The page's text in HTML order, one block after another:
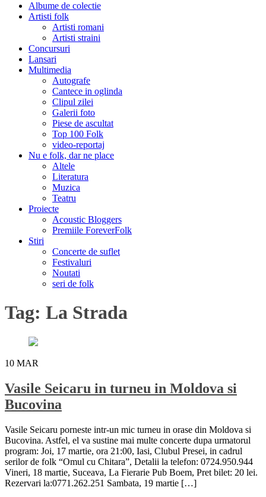
Albume de colectie
Artisti folk
Artisti romani
Artisti straini
Concursuri
Lansari
Multimedia
Autografe
Cantece in oglinda
Clipul zilei
Galerii foto
Piese de ascultat
Top 100 Folk
video-reportaj
Nu e folk, dar ne place
Altele
Literatura
Muzica
Teatru
Proiecte
Acoustic Bloggers
Premiile ForeverFolk
Stiri
Concerte de suflet
Festivaluri
Noutati
seri de folk
Tag: La Strada
10 MAR
Vasile Seicaru in turneu in Moldova si
Bucovina
Vasile Seicaru porneste intr-un mic turneu in orase din Moldova si
Bucovina. Astfel, el va sustine mai multe concerte dupa urmatorul
program: Joi, 17 martie, ora 21:00, Iasi, Clubul Presei, in cadrul
serilor de folk “Omul cu Chitara”, Detalii la telefon: 0724.950.944
Vineri, 18 martie, Suceava, La Fierarie Pub Boem, Pret bilet: 20 lei.
Rezervari la:0771.262.251 Sambata, 19 martie […]